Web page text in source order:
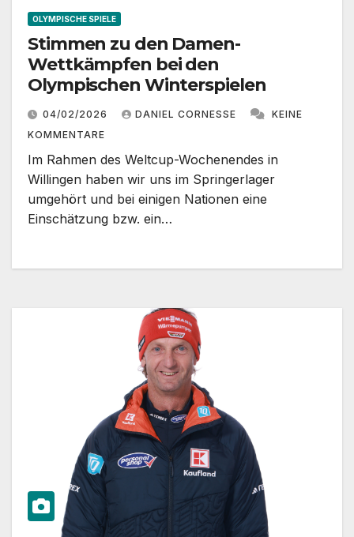
OLYMPISCHE SPIELE
Stimmen zu den Damen-
Wettkämpfen bei den
Olympischen Winterspielen
04/02/2026 DANIEL CORNESSE
KEINE
KOMMENTARE
Im Rahmen des Weltcup-Wochenendes in
Willingen haben wir uns im Springerlager
umgehört und bei einigen Nationen eine
Einschätzung bzw. ein…